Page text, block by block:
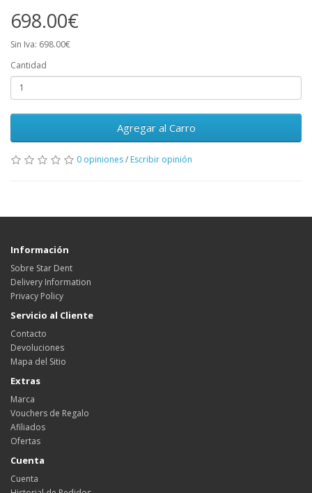
698.00€
Sin Iva: 698.00€
Cantidad
Agregar al Carro
0 opiniones/ Escribir opinión
Información
Sobre Star Dent
Delivery Information
Privacy Policy
Servicio al Cliente
Contacto
Devoluciones
Mapa del Sitio
Extras
Marca
Vouchers de Regalo
Afiliados
Ofertas
Cuenta
Cuenta